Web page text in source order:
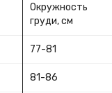
Окружность
груди, см
77-81
81-86